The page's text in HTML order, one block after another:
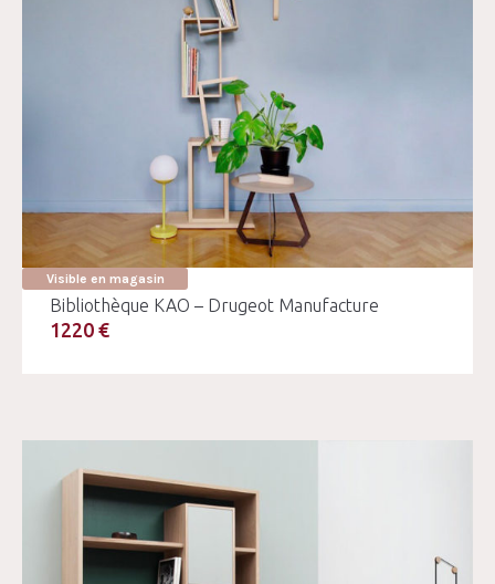
Visible en magasin
Bibliothèque KAO – Drugeot Manufacture
1220 €